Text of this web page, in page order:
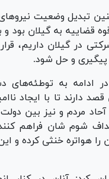
تبدیل وضعیت
قضاییه به گیلان بود و
در گیلان داریم،
و حل شود.
ادامه به توطئه‌های
دارند تا با ایجاد
مردم و نیز بین
شوم شان فراهم
هواتره خنثی کرده و